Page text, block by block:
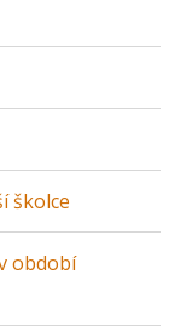
školce
období